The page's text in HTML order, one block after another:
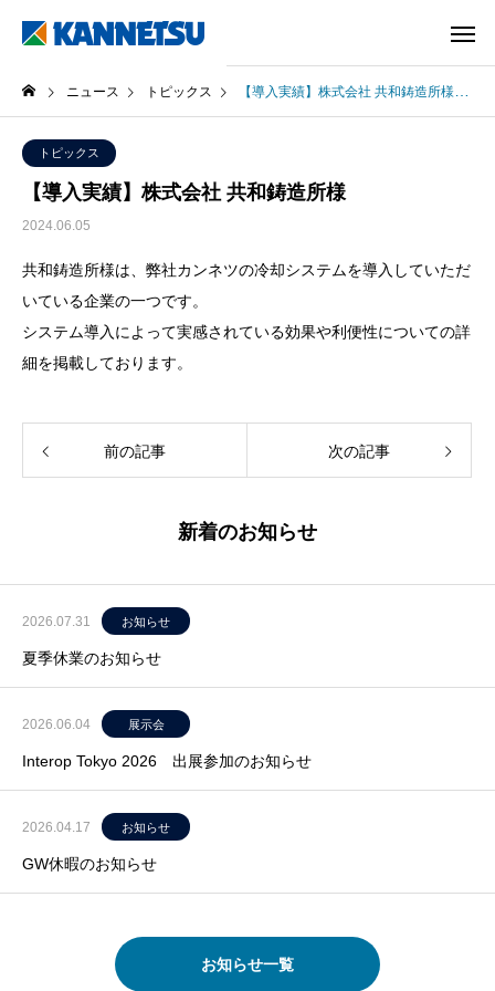
ニュース トピックス 【導入実績】株式会社 共和鋳造所様
トピックス
【導入実績】株式会社 共和鋳造所様
2024.06.05
共和鋳造所様は、弊社カンネツの冷却システムを導入していただ
いている企業の一つです。
システム導入によって実感されている効果や利便性についての詳
細を掲載しております。
前の記事 次の記事
新着のお知らせ
2026.07.31 お知らせ
夏季休業のお知らせ
2026.06.04 展示会
Interop Tokyo 2026 出展参加のお知らせ
2026.04.17 お知らせ
GW休暇のお知らせ
お知らせ一覧